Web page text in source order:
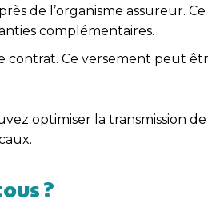
de l’organisme assureur.
complémentaires.
Ce versement peut
optimiser la transmission
?